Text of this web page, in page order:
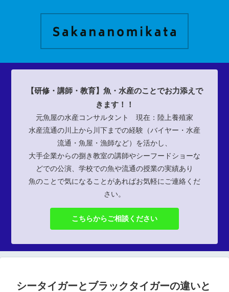
【研修・講師・教育】魚・水産のことでお力添えで
きます！！
元魚屋の水産コンサルタント 現在：陸上養殖家
水産流通の川上から川下までの経験（バイヤー・水産
流通・魚屋・漁師など）を活かし、
大手企業からの捌き教室の講師やシーフードショーな
どでの公演、学校での魚や流通の授業の実績あり
魚のことで気になることがあればお気軽にご連絡くだ
さい。
こちらからご相談ください
シータイガーとブラックタイガーの違いと